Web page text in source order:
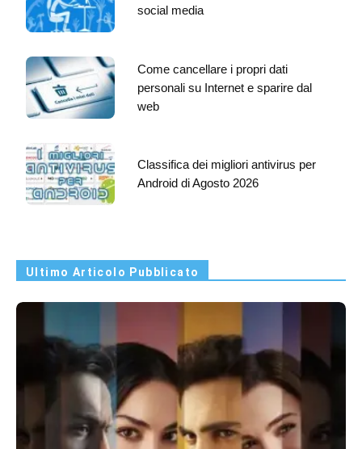
social media
Come cancellare i propri dati
personali su Internet e sparire dal
web
Classifica dei migliori antivirus per
Android di Agosto 2026
Ultimo Articolo Pubblicato